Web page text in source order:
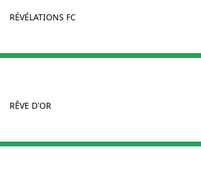
RÉVÉLATIONS FC
RÊVE D'OR